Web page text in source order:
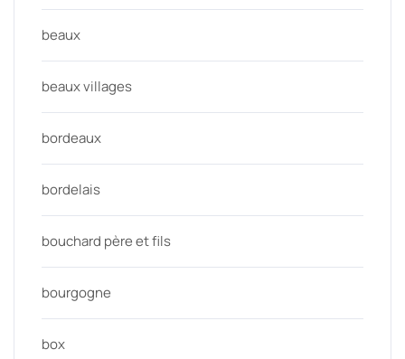
beaux
beaux villages
bordeaux
bordelais
bouchard père et fils
bourgogne
box